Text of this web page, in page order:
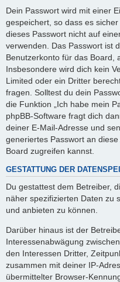
Dein Passwort wird mit einer
gespeichert, so dass es
dieses Passwort nicht auf
verwenden. Das Passwort ist
Benutzerkonto für das Board,
Insbesondere wird dich kein
Limited oder ein Dritter
fragen. Solltest du dein
die Funktion „Ich habe mein
phpBB-Software fragt dich
deiner E-Mail-Adresse und
generiertes Passwort an
Board zugreifen kannst.
GESTATTUNG DER
Du gestattest dem Betreiber,
näher spezifizierten Daten zu
und anbieten zu können.
Darüber hinaus ist der
Interessenabwägung
den Interessen Dritter,
zusammen mit deiner IP-
übermittelter Browser-